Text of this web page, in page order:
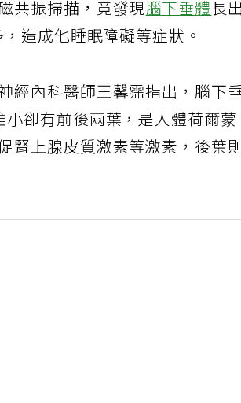
共振掃描，竟發現腦下垂體長
造成他睡眠障礙等症狀。
經內科醫師王馨霈指出，腦下
卻有前後兩葉，是人體荷爾蒙
腎上腺皮質激素等激素，後葉